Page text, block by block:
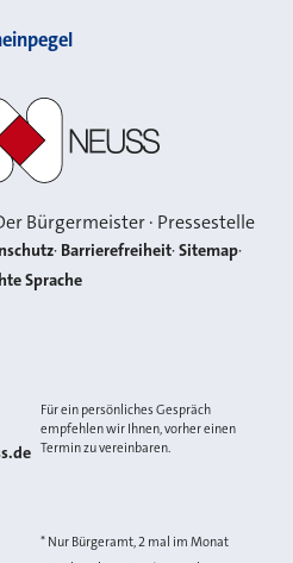
Bürgermeister · Pressestelle
Barrierefreiheit Sitemap
Sprache
Für ein persönliches Gespräch
empfehlen wir Ihnen, vorher einen
Termin zu vereinbaren.
* Nur Bürgeramt, 2 mal im Monat